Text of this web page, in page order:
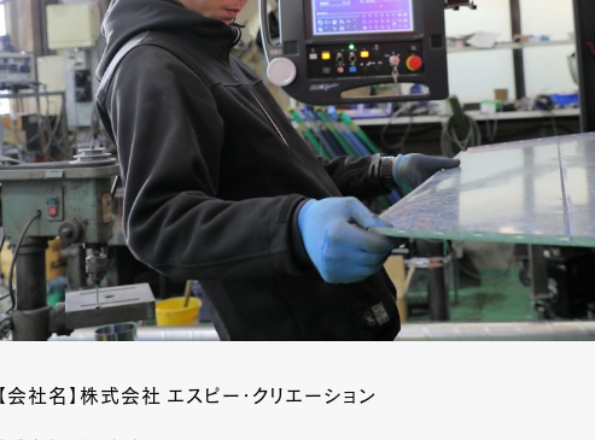
【会社名】株式会社 エスピー・クリエーション